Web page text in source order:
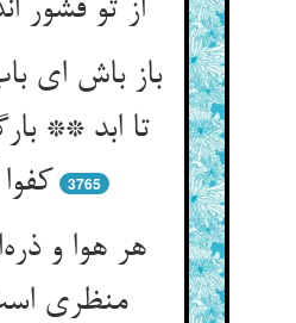
باز باش ای
تا ابد **
3765
هر هوا و
منظری